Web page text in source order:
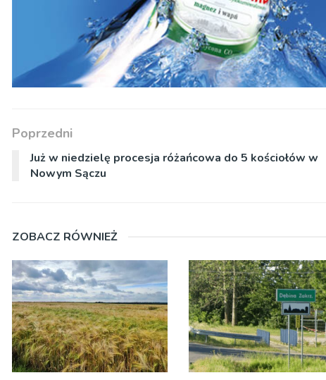
Poprzedni
Już w niedzielę procesja różańcowa do 5 kościołów w
Nowym Sączu
ZOBACZ RÓWNIEŻ